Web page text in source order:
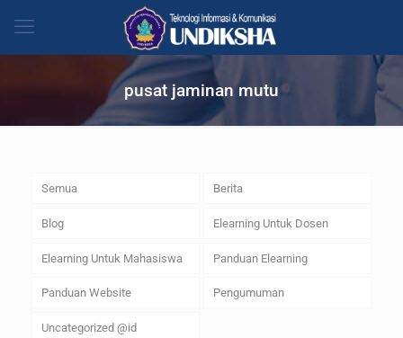
pusat jaminan mutu
Semua Berita
Blog Elearning Untuk Dosen
Elearning Untuk Mahasiswa Panduan Elearning
Panduan Website Pengumuman
Uncategorized @id